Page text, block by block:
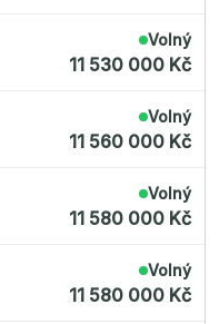
Volný
11 530 000 Kč
Volný
11 560 000 Kč
Volný
11 580 000 Kč
Volný
11 580 000 Kč